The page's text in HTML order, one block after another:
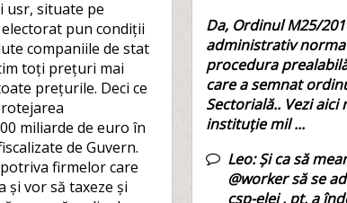
usr, situate pe
pun condiții
companiile de stat
toți prețuri mai
prețurile. Deci ce
miliarde de euro în
de Guvern.
firmelor care
și vor să taxeze și
Da, Ordinul M25/
administrativ
procedura
care a semnat
Sectorială.. Vezi
instituție mil ...
Leo:Și ca să
@worker să se
csp-elei , pt. a